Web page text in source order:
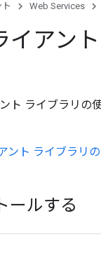
Web Services
アン
ト ライブラリの
ント ライブラリ
ールする